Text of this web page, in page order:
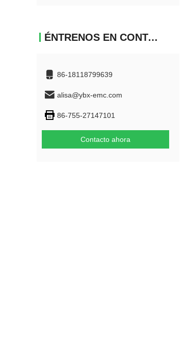
ÉNTRENOS EN CONTACTO CON
86-18118799639
alisa@ybx-emc.com
86-755-27147101
Contacto ahora